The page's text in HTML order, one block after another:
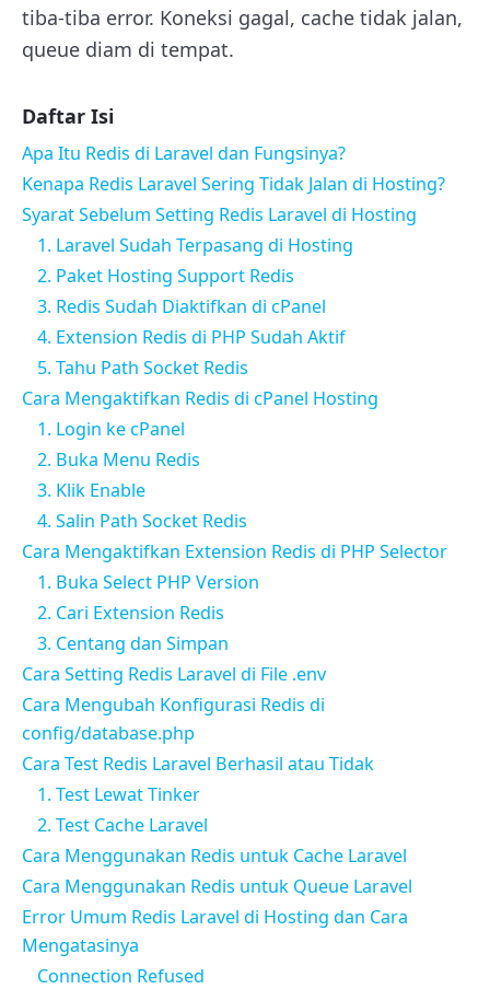
tiba-tiba error. Koneksi gagal, cache tidak jalan,
queue diam di tempat.
Daftar Isi
Apa Itu Redis di Laravel dan Fungsinya?
Kenapa Redis Laravel Sering Tidak Jalan di Hosting?
Syarat Sebelum Setting Redis Laravel di Hosting
1. Laravel Sudah Terpasang di Hosting
2. Paket Hosting Support Redis
3. Redis Sudah Diaktifkan di cPanel
4. Extension Redis di PHP Sudah Aktif
5. Tahu Path Socket Redis
Cara Mengaktifkan Redis di cPanel Hosting
1. Login ke cPanel
2. Buka Menu Redis
3. Klik Enable
4. Salin Path Socket Redis
Cara Mengaktifkan Extension Redis di PHP Selector
1. Buka Select PHP Version
2. Cari Extension Redis
3. Centang dan Simpan
Cara Setting Redis Laravel di File .env
Cara Mengubah Konfigurasi Redis di
config/database.php
Cara Test Redis Laravel Berhasil atau Tidak
1. Test Lewat Tinker
2. Test Cache Laravel
Cara Menggunakan Redis untuk Cache Laravel
Cara Menggunakan Redis untuk Queue Laravel
Error Umum Redis Laravel di Hosting dan Cara
Mengatasinya
Connection Refused